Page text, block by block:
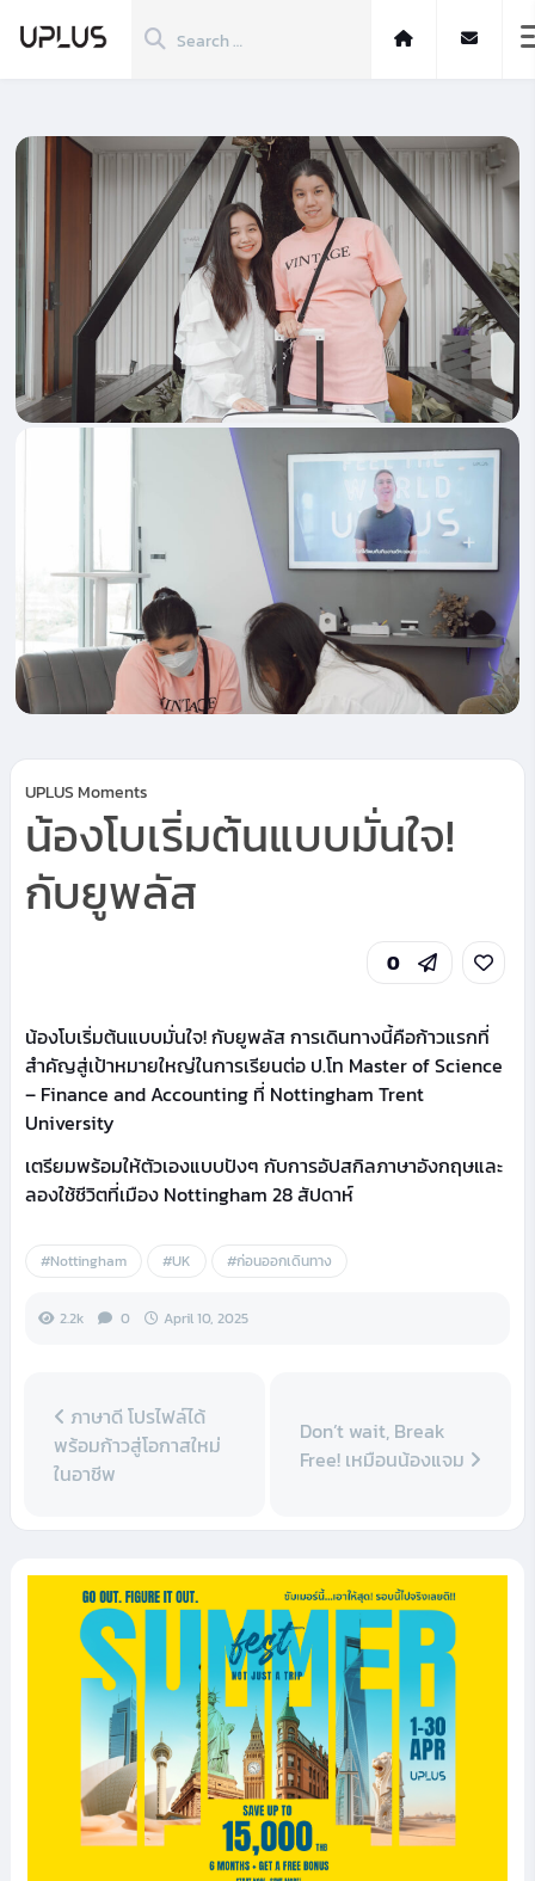
UPLUS Moments
น้องโบเริ่มต้นแบบมั่นใจ!
กับยูพลัส
0
น้องโบเริ่มต้นแบบมั่นใจ! กับยูพลัส การเดินทางนี้คือก้าวแรกที่
สำคัญสู่เป้าหมายใหญ่ในการเรียนต่อ ป.โท Master of Science
– Finance and Accounting ที่ Nottingham Trent
University
เตรียมพร้อมให้ตัวเองแบบปังๆ กับการอัปสกิลภาษาอังกฤษและ
ลองใช้ชีวิตที่เมือง Nottingham 28 สัปดาห์
#Nottingham #UK #ก่อนออกเดินทาง
2.2k 0 April 10, 2025
ภาษาดี โปรไฟล์ได้
พร้อมก้าวสู่โอกาสใหม่
ในอาชีพ
Don’t wait, Break
Free! เหมือนน้องแจม